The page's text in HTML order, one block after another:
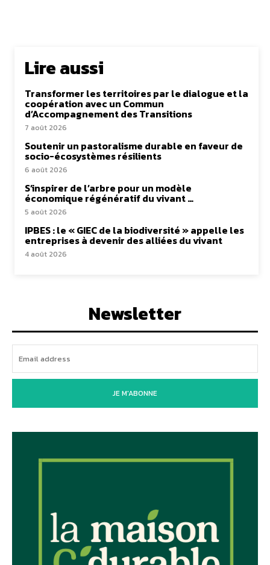
Lire aussi
Transformer les territoires par le dialogue et la
coopération avec un Commun
d’Accompagnement des Transitions
7 août 2026
Soutenir un pastoralisme durable en faveur de
socio-écosystèmes résilients
6 août 2026
S’inspirer de l’arbre pour un modèle
économique régénératif du vivant …
5 août 2026
IPBES : le « GIEC de la biodiversité » appelle les
entreprises à devenir des alliées du vivant
4 août 2026
Newsletter
JE M'ABONNE